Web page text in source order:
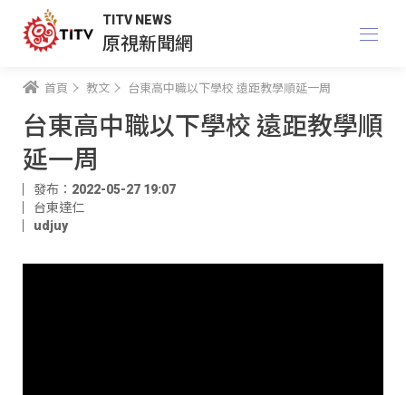
TITV NEWS
原視新聞網
首頁 教文 台東高中職以下學校 遠距教學順延一周
台東高中職以下學校 遠距教學順
延一周
發布：2022-05-27 19:07
台東達仁
udjuy